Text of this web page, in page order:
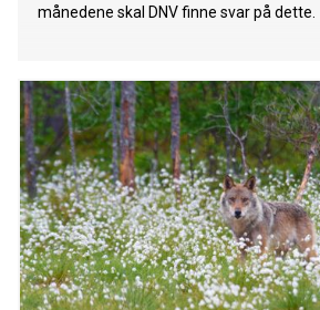
månedene skal DNV finne svar på dette.